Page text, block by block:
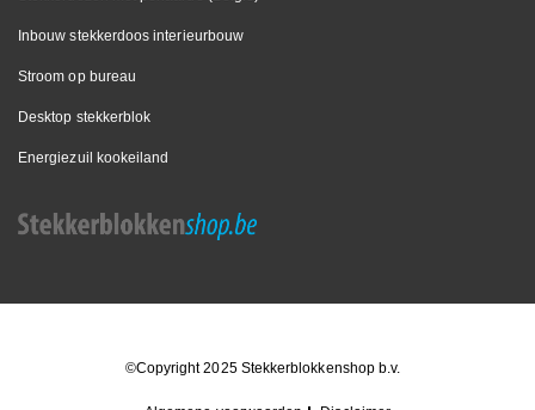
Inbouw stekkerdoos interieurbouw
Stroom op bureau
Desktop stekkerblok
Energiezuil kookeiland
©Copyright 2025 Stekkerblokkenshop b.v.